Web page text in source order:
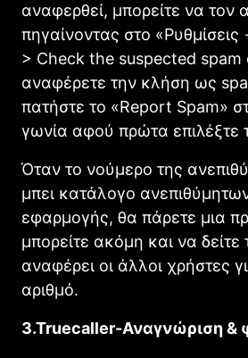
αναφερθεί, μπορείτε να τον
πηγαίνοντας στο
> Check the suspected spam
αναφέρετε την κλήση ως
πατήστε το «Report Spam»
γωνία αφού πρώτα επιλέξτε
Όταν το νούμερο της
μπει κατάλογο
εφαρμογής, θα πάρετε μια
μπορείτε ακόμη και να δείτε
αναφέρει οι άλλοι χρήστες
αριθμό.
3.Truecaller-Αναγνώριση &